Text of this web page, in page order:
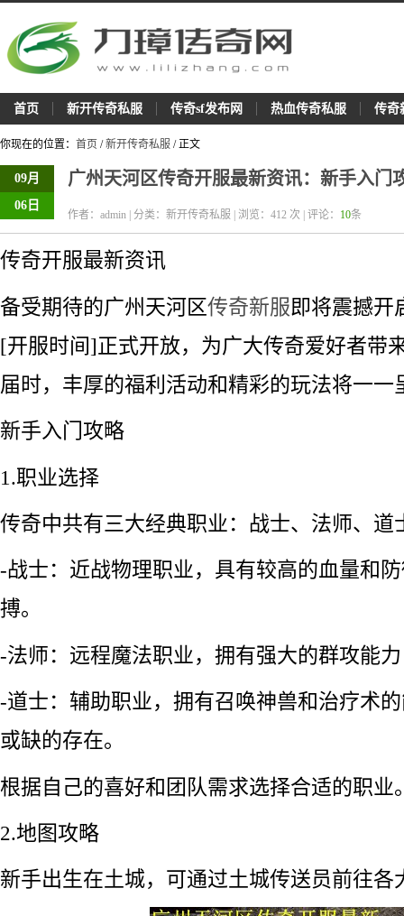
首页 新开传奇私服 传奇sf发布网 热血传奇私服 传奇
你现在的位置： 首页 /新开传奇私服 / 正文
09月
06日
广州天河区传奇开服最新资讯：新手入门
作者：admin | 分类：新开传奇私服 | 浏览： 412 次 | 评论： 10条
传奇开服最新资讯
备受期待的广州天河区传奇新服即将震撼开
[开服时间]正式开放，为广大传奇爱好者带
届时，丰厚的福利活动和精彩的玩法将一一
新手入门攻略
1.职业选择
传奇中共有三大经典职业：战士、法师、道
-战士：近战物理职业，具有较高的血量和
搏。
-法师：远程魔法职业，拥有强大的群攻能
-道士：辅助职业，拥有召唤神兽和治疗术
或缺的存在。
根据自己的喜好和团队需求选择合适的职业
2.地图攻略
新手出生在土城，可通过土城传送员前往各